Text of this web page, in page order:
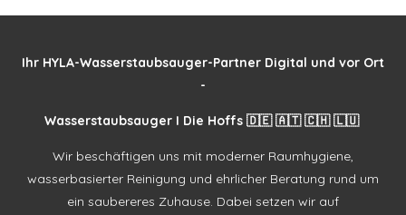
Ihr HYLA-Wasserstaubsauger-Partner Digital und vor Ort
-
Wasserstaubsauger I Die Hoffs 🇩🇪 🇦🇹 🇨🇭 🇱🇺
Wir beschäftigen uns mit moderner Raumhygiene,
wasserbasierter Reinigung und ehrlicher Beratung rund um
ein saubereres Zuhause. Dabei setzen wir auf